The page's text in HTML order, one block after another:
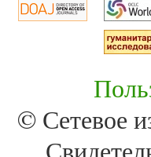
© Сетевое